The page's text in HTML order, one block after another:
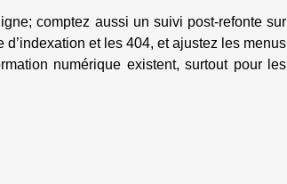
comptez aussi un suivi post-refonte sur
et les 404, et ajustez les menus
numérique existent, surtout pour les